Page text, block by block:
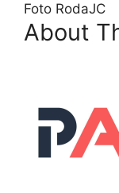
Foto RodaJC
About